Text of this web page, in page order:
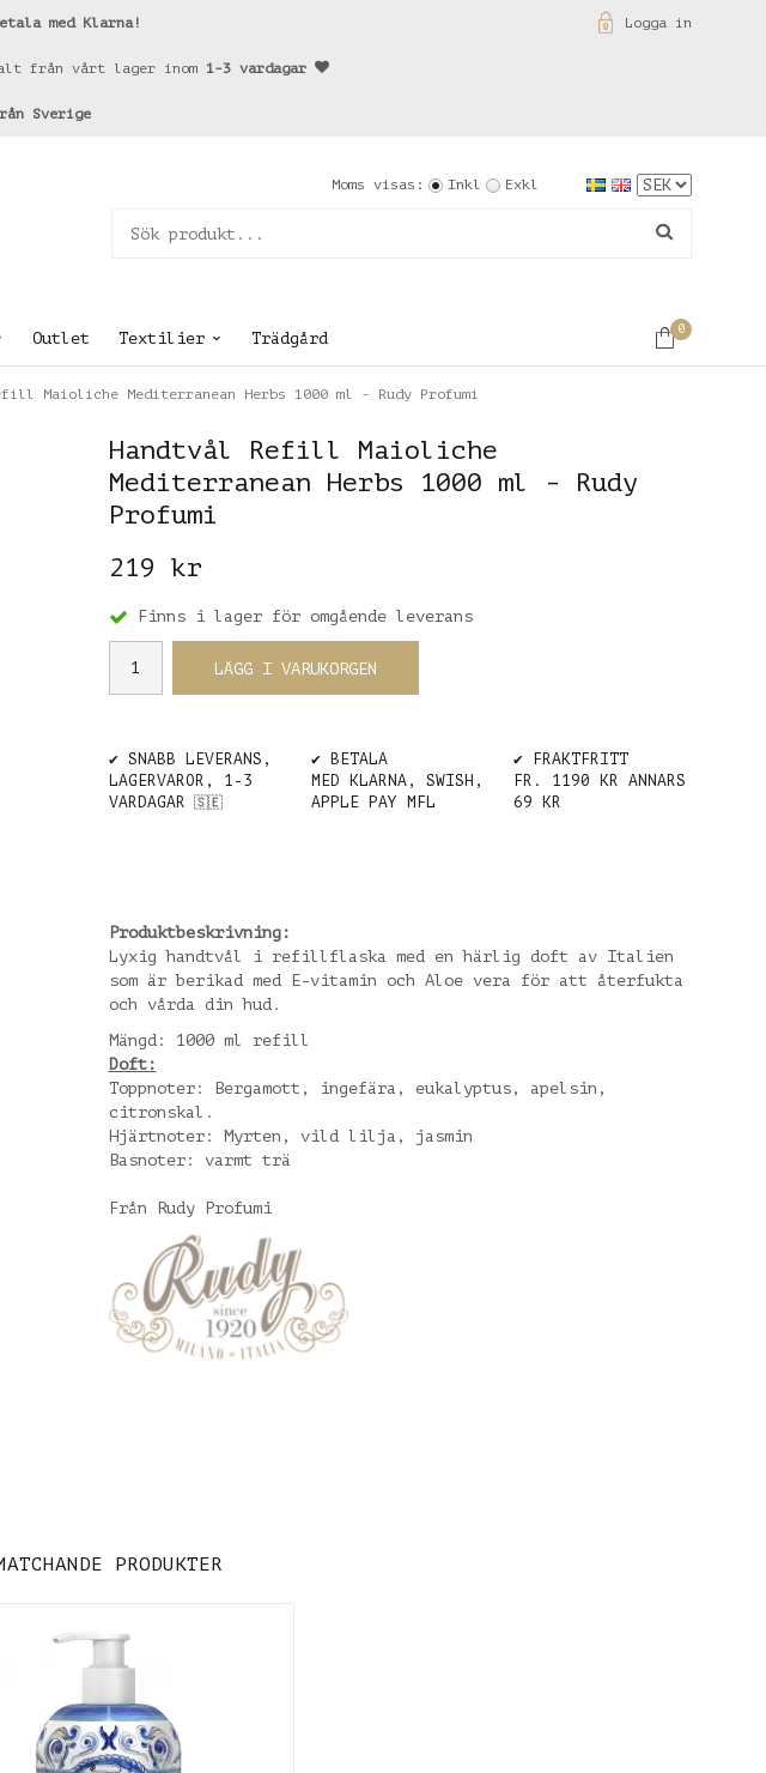
Logga in
med Klarna!
från vårt lager inom 1-3 vardagar
Sverige
Moms visas: Inkl Exkl
Outlet Textilier Trädgård
0
Maioliche Mediterranean Herbs 1000 ml - Rudy Profumi
Handtvål Refill Maioliche
Mediterranean Herbs 1000 ml - Rudy
Profumi
219 kr
Finns i lager för omgående leverans
LÄGG I VARUKORGEN
✔️ SNABB LEVERANS,
LAGERVAROR, 1-3
VARDAGAR
🇸🇪
✔️ BETALA
MED KLARNA, SWISH,
APPLE PAY MFL
✔️ FRAKTFRITT
FR. 1190 KR ANNARS
69 KR
Produktbeskrivning:
Lyxig handtvål i refillflaska med en härlig doft av Italien
som är berikad med E-vitamin och Aloe vera för att återfukta
och vårda din hud.
Mängd: 1000 ml refill
Doft:
Toppnoter: Bergamott, ingefära, eukalyptus, apelsin,
citronskal.
Hjärtnoter: Myrten, vild lilja, jasmin
Basnoter: varmt trä
Från Rudy Profumi
PRODUKTER